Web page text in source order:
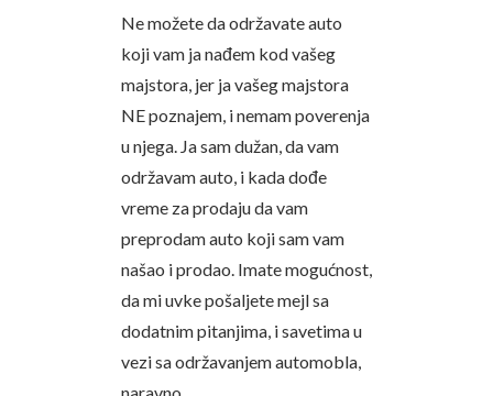
Ne možete da održavate auto
koji vam ja nađem kod vašeg
majstora, jer ja vašeg majstora
NE poznajem, i nemam poverenja
u njega. Ja sam dužan, da vam
održavam auto, i kada dođe
vreme za prodaju da vam
preprodam auto koji sam vam
našao i prodao. Imate mogućnost,
da mi uvke pošaljete mejl sa
dodatnim pitanjima, i savetima u
vezi sa održavanjem automobla,